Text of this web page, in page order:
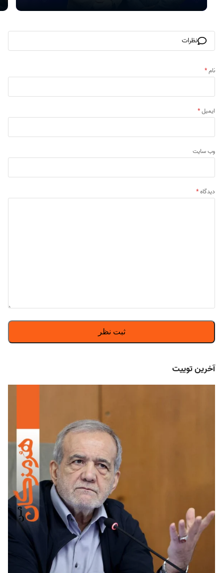
نظرات
نام*
ایمیل*
وب‌ سایت
دیدگاه*
آخرین توییت